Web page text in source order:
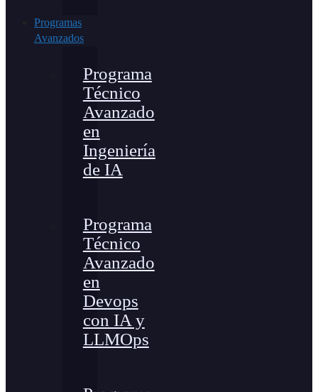
Programas
Avanzados
Programa
Técnico
Avanzado
en
Ingeniería
de IA
Programa
Técnico
Avanzado
en
Devops
con IA y
LLMOps